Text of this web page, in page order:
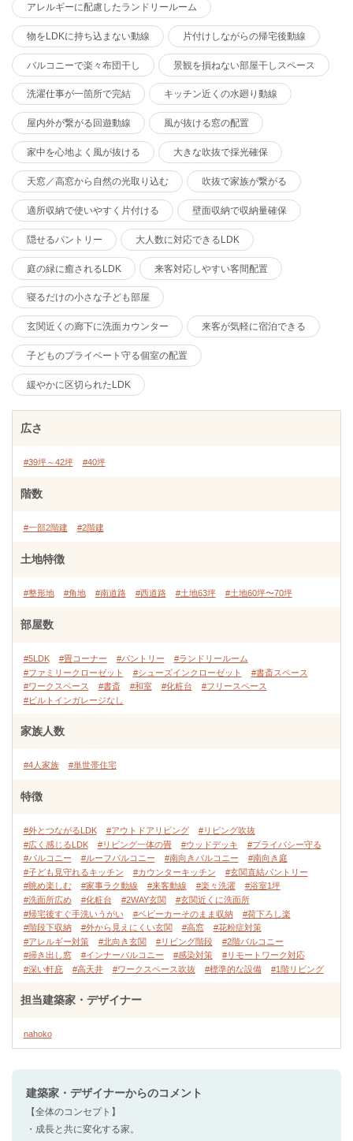
アレルギーに配慮したランドリールーム
物をLDKに持ち込まない動線 片付けしながらの帰宅後動線
バルコニーで楽々布団干し 景観を損ねない部屋干しスペース
洗濯仕事が一箇所で完結 キッチン近くの水廻り動線
屋内外が繋がる回遊動線 風が抜ける窓の配置
家中を心地よく風が抜ける 大きな吹抜で採光確保
天窓／高窓から自然の光取り込む 吹抜で家族が繋がる
適所収納で使いやすく片付ける 壁面収納で収納量確保
隠せるパントリー 大人数に対応できるLDK
庭の緑に癒されるLDK 来客対応しやすい客間配置
寝るだけの小さな子ども部屋
玄関近くの廊下に洗面カウンター 来客が気軽に宿泊できる
子どものプライベート守る個室の配置
緩やかに区切られたLDK
広さ
#39坪～42坪 #40坪
階数
#一部2階建 #2階建
土地特徴
#整形地 #角地 #南道路 #西道路 #土地63坪 #土地60坪〜70坪
部屋数
#5LDK #畳コーナー #パントリー
#ランドリールーム
#ファミリークローゼット
#シューズインクローゼット
#書斎スペース
#ワークスペース
#書斎 #和室 #化粧台
#フリースペース
#ビルトインガレージなし
家族人数
#4人家族 #単世帯住宅
特徴
#外とつながるLDK #アウトドアリビング
#リビング吹抜
#広く感じるLDK
#リビング一体の畳 #ウッドデッキ
#プライバシー守る
#バルコニー
#ルーフバルコニー #南向きバルコニー
#南向き庭
#子ども見守れるキッチン
#カウンターキッチン
#玄関直結パントリー
#眺め楽しむ
#家事ラク動線 #来客動線 #楽々洗濯
#浴室1坪
#洗面所広め
#化粧台 #2WAY玄関
#玄関近くに洗面所
#帰宅後すぐ手洗いうがい
#ベビーカーそのまま収納
#荷下ろし楽
#階段下収納
#外から見えにくい玄関 #高窓
#花粉症対策
#アレルギー対策
#北向き玄関 #リビング階段
#2階バルコニー
#掃き出し窓
#インナーバルコニー #感染対策
#リモートワーク対応
#深い軒庇
#高天井 #ワークスペース吹抜 #標準的な設備 #1階リビング
担当建築家・デザイナー
nahoko
建築家・デザイナーからのコメント
【全体のコンセプト】
・成長と共に変化する家。